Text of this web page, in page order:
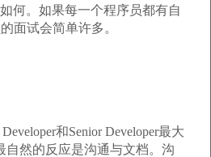
何。如果每一个程序员都有自
面试会简单许多。
和Senior Developer最大
自然的反应是沟通与文档。沟